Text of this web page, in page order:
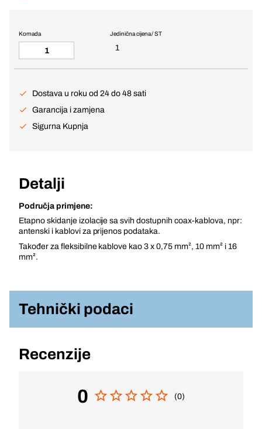
Jedinična cijena / ST
1
Komada
Dostava u roku od 24 do 48 sati
Garancija i zamjena
Sigurna Kupnja
Detalji
Područja primjene:
Etapno skidanje izolacije sa svih dostupnih coax-kablova, npr:
antenski i kablovi za prijenos podataka.
Također za fleksibilne kablove kao 3 x 0,75 mm², 10 mm² i 16
mm².
Tehnički podaci
Recenzije
0 (0)